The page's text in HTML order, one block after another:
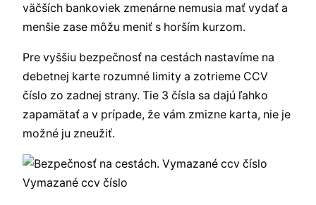
väčších bankoviek zmenárne nemusia mať vydať a
menšie zase môžu meniť s horším kurzom.
Pre vyššiu bezpečnosť na cestách nastavíme na
debetnej karte rozumné limity a zotrieme CCV
číslo zo zadnej strany. Tie 3 čísla sa dajú ľahko
zapamätať a v prípade, že vám zmizne karta, nie je
možné ju zneužiť.
Vymazané ccv číslo